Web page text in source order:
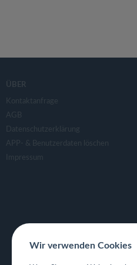
ÜBER
Kontaktanfrage
AGB
Datenschutzerklärung
APP- & Benutzerdaten löschen
Impressum
Wir verwenden Cookies